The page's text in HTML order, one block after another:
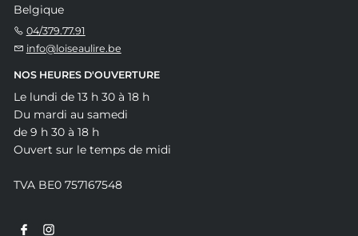
Belgique
04/379.77.91
info@loiseaulire.be
NOS HEURES D'OUVERTURE
Le lundi de 13 h 30 à 18 h
Du mardi au samedi
de 9 h 30 à 18 h
Ouvert sur le temps de midi
TVA BE0 757167548